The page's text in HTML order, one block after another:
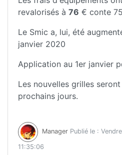
revalorisés à 76 € conte
Le Smic a, lui, été
janvier 2020
Application au 1er janvier
Les nouvelles grilles
prochains jours.
Manager Publié le :
11:35:06